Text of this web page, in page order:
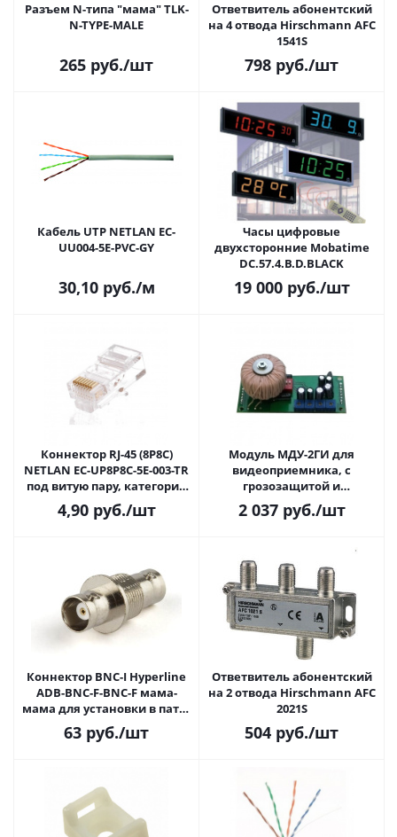
Разъем N-типа "мама" TLK-
N-TYPE-MALE
265 руб./шт
Ответвитель абонентский
на 4 отвода Hirschmann AFC
1541S
798 руб./шт
Кабель UTP NETLAN EC-
UU004-5E-PVC-GY
30,10руб./м
Часы цифровые
двухсторонние Mobatime
DC.57.4.B.D.BLACK
19 000руб./шт
Коннектор RJ-45 (8P8C)
NETLAN EC-UP8P8C-5E-003-TR
под витую пару, категория
5e, универсальный (для
одножильного и
4,90руб./шт
Модуль МДУ-2ГИ для
видеоприемника, с
грозозащитой и
гальванической развязкой
(2км)
2 037руб./шт
Коннектор BNC-I Hyperline
ADB-BNC-F-BNC-F мама-
мама для установки в патч-
панели
63 руб./шт
Ответвитель абонентский
на 2 отвода Hirschmann AFC
2021S
504 руб./шт